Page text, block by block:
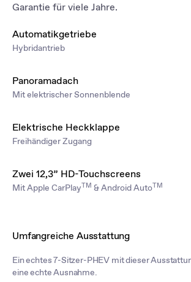
Garantie für viele Jahre.
Automatikgetriebe
Hybridantrieb
Panoramadach
Mit elektrischer Sonnenblende
Elektrische Heckklappe
Freihändiger Zugang
Zwei 12,3” HD-Touchscreens
Mit Apple CarPlayTM & Android AutoTM
Umfangreiche Ausstattung
Ein echtes 7-Sitzer-PHEV mit dieser
eine echte Ausnahme.